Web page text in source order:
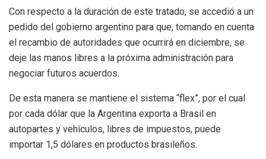
Con respecto a la duración de este tratado, se accedió a un
pedido del gobierno argentino para que, tomando en cuenta
el recambio de autoridades que ocurrirá en diciembre, se
deje las manos libres a la próxima administración para
negociar futuros acuerdos.
De esta manera se mantiene el sistema “flex”, por el cual
por cada dólar que la Argentina exporta a Brasil en
autopartes y vehículos, libres de impuestos, puede
importar 1,5 dólares en productos brasileños.